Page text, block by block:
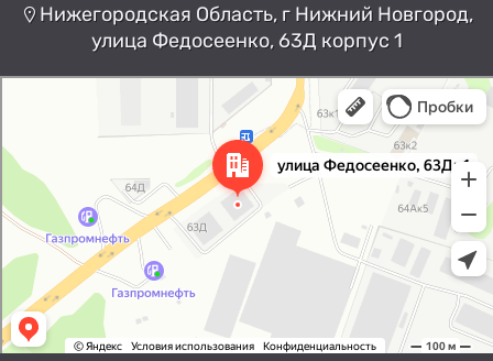
Нижегородская Область, г Нижний Новгород,
улица Федосеенко, 63Д корпус 1
Нижний Новгород
Улица Федосеенко, 63Дк1 —
Яндекс Карты